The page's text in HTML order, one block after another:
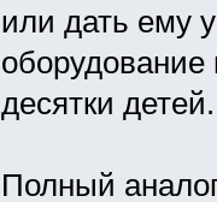
или дать ему
оборудование
десятки детей.
Полный